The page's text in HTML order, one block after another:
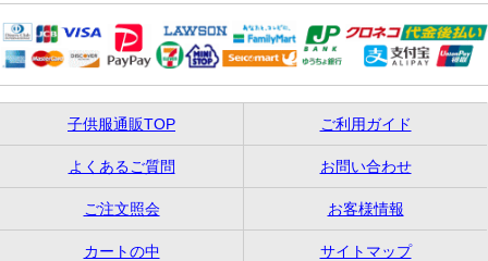
子供服通販TOP ご利用ガイド
よくあるご質問 お問い合わせ
ご注文照会 お客様情報
カートの中 サイトマップ